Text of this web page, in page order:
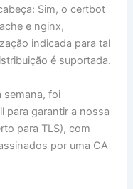
Sim, o certbot
e nginx,
indicada para tal
é suportada.
semana, foi
para garantir a nossa
para TLS), com
por uma CA